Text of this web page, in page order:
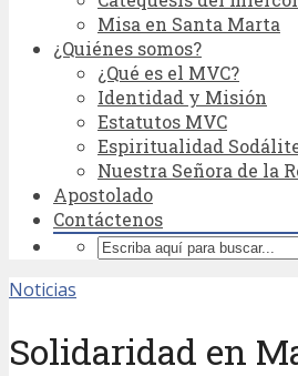
Misa en Santa Marta
¿Quiénes somos?
¿Qué es el MVC?
Identidad y Misión
Estatutos MVC
Espiritualidad
Nuestra Señora de la
Apostolado
Contáctenos
Noticias
Solidaridad en